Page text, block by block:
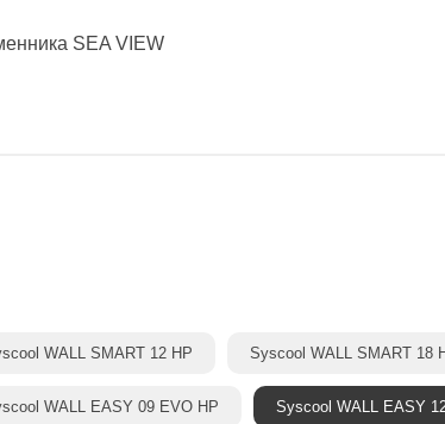
SEA VIEW
WALL SMART 12 HP Syscool WALL SMART 18
WALL EASY 09 EVO HP Syscool WALL EASY